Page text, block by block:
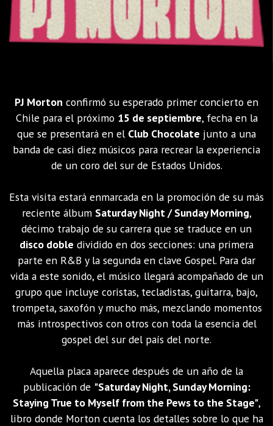
PJ Morton confirmó su esperado primer concierto en
Chile para el próximo 15 de septiembre, fecha en la
que se presentará en el Club Chocolate junto a una
banda de casi diez músicos para recrear la experiencia
de un coro del sur de Estados Unidos.
Esta visita estará enmarcada en la promoción de su más
reciente álbum Saturday Night / Sunday Morning,
décimo trabajo de su carrera que se traduce en un
disco doble dividido en dos secciones: una primera
parte en R&B y la segunda en clave Gospel. Para dar
vida a este sonido, el músico llegará acompañado de un
grupo que incluye coristas, tecladistas, guitarra, bajo,
trompeta, saxofón y mucho más, mezclando momentos
más introspectivos con otros con toda la esencia del
gospel del sur del país del norte.
Aquella placa aparece después de un año de la
publicación de "Saturday Night, Sunday Morning:
Staying True to Myself from the Pews to the Stage",
libro donde Morton cuenta los detalles sobre lo que ha